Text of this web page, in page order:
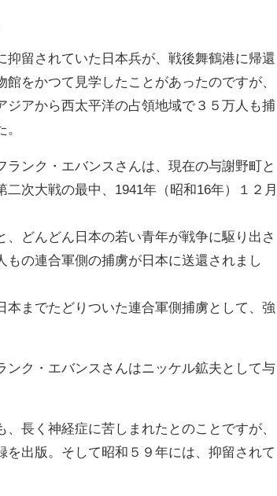
留されていた日本兵が、戦後舞鶴港に帰還
をかつて見学したことがあったのですが、
アから西太平洋の占領地域で３５万人も捕
ンク・エバンスさんは、現在の与謝野町と
次大戦の最中、1941年（昭和16年）１２月
どんどん日本の若い青年が戦争に駆り出さ
の連合軍側の捕虜が日本に送還されまし
までたどりついた連合軍側捕虜として、強
ク・エバンスさんはニッケル鉱夫として与
長く神経症に苦しまれたとのことですが、
出版。そして昭和５９年には、抑留されて